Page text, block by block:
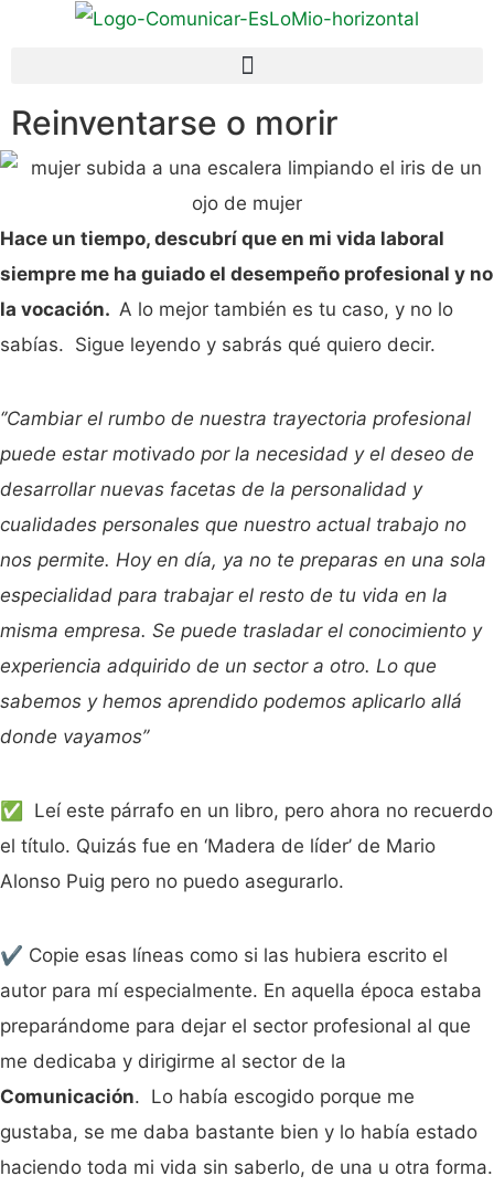
Reinventarse o morir
Hace un tiempo, descubrí que en mi vida laboral
siempre me ha guiado el desempeño profesional y no
la vocación. A lo mejor también es tu caso, y no lo
sabías. Sigue leyendo y sabrás qué quiero decir.
‘’Cambiar el rumbo de nuestra trayectoria profesional
puede estar motivado por la necesidad y el deseo de
desarrollar nuevas facetas de la personalidad y
cualidades personales que nuestro actual trabajo no
nos permite. Hoy en día, ya no te preparas en una sola
especialidad para trabajar el resto de tu vida en la
misma empresa. Se puede trasladar el conocimiento y
experiencia adquirido de un sector a otro. Lo que
sabemos y hemos aprendido podemos aplicarlo allá
donde vayamos’’
✅ Leí este párrafo en un libro, pero ahora no recuerdo
el título. Quizás fue en ‘Madera de líder’ de Mario
Alonso Puig pero no puedo asegurarlo.
✔️ Copie esas líneas como si las hubiera escrito el
autor para mí especialmente. En aquella época estaba
preparándome para dejar el sector profesional al que
me dedicaba y dirigirme al sector de la
Comunicación. Lo había escogido porque me
gustaba, se me daba bastante bien y lo había estado
haciendo toda mi vida sin saberlo, de una u otra forma.